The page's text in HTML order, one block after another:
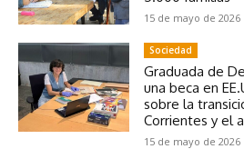
15 de mayo de 2026
Sociedad
Graduada de
una beca en
sobre la
Corrientes y el
15 de mayo de 2026